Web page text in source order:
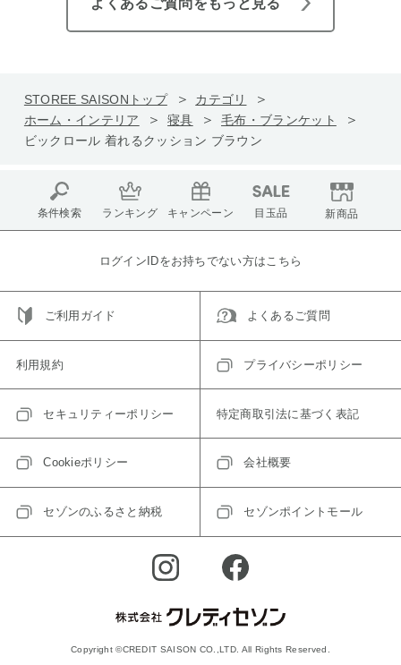
よくあるご質問をもっと見る
STOREE SAISONトップ
カテゴリ
ホーム・インテリア
寝具
毛布・ブランケット
ビックロール 着れるクッション ブラウン
条件検索 ランキング キャンペーン 目玉品 新商品
ログインIDをお持ちでない方はこちら
ご利用ガイド よくあるご質問
利用規約 プライバシーポリシー
セキュリティーポリシー 特定商取引法に基づく表記
Cookieポリシー 会社概要
セゾンのふるさと納税 セゾンポイントモール
Copyright ©CREDIT SAISON CO.,LTD. All Rights Reserved.